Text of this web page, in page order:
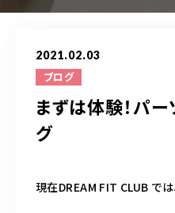
2021.02.03
ブログ
まずは体験！パ
グ
現在DREAM FIT CLUB で
ア
お問い